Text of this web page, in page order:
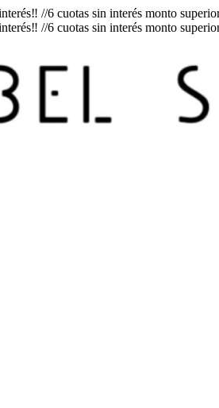
//6 cuotas sin interés monto
//6 cuotas sin interés monto